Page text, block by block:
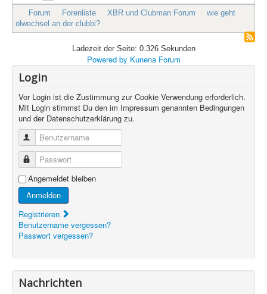
Forum Forenliste XBR und Clubman Forum
wie geht
ölwechsel an der clubbi?
Ladezeit der Seite: 0.326 Sekunden
Powered by Kunena Forum
Login
Vor Login ist die Zustimmung zur Cookie Verwendung erforderlich.
Mit Login stimmst Du den im Impressum genannten Bedingungen
und der Datenschutzerklärung zu.
Benutzername
Passwort
Angemeldet bleiben
Anmelden
Registrieren
Benutzername vergessen?
Passwort vergessen?
Nachrichten